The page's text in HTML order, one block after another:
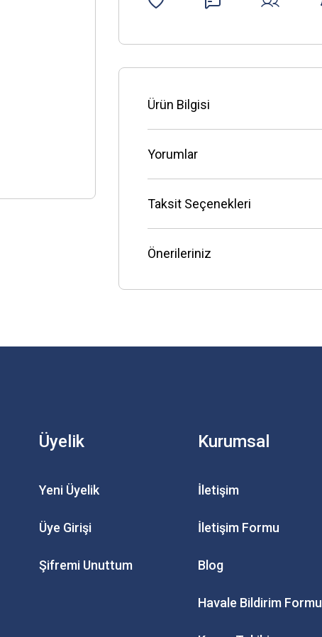
Ürün Bilgisi
Yorumlar
Taksit Seçenekleri
Önerileriniz
Üyelik
Yeni Üyelik
Üye Girişi
Şifremi Unuttum
Kurumsal
İletişim
İletişim Formu
Blog
Havale Bildirim Formu